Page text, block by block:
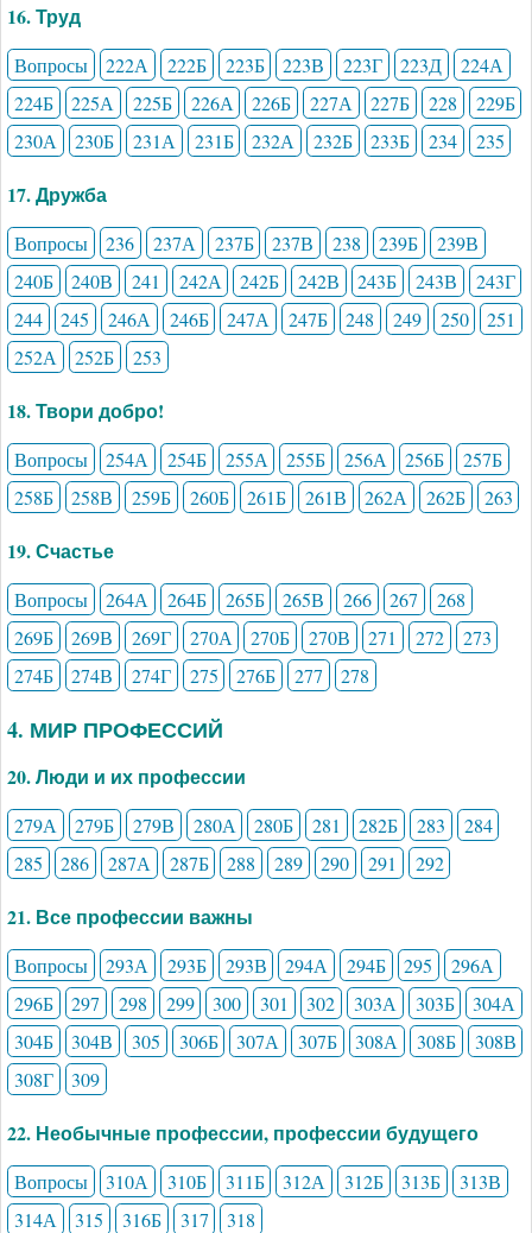
16. Труд
Вопросы 222А 222Б 223Б 223В 223Г 223Д
224А
224Б
225А 225Б 226А 226Б 227А 227Б 228
229Б
230А
230Б 231А 231Б 232А 232Б 233Б 234 235
17. Дружба
Вопросы 236 237А 237Б 237В 238 239Б
239В
240Б
240В 241 242А 242Б 242В 243Б 243В
243Г
244
245 246А 246Б 247А 247Б 248 249 250
251
252А
252Б 253
18. Твори добро!
Вопросы 254А 254Б 255А 255Б 256А 256Б
257Б
258Б
258В 259Б 260Б 261Б 261В 262А 262Б 263
19. Счастье
Вопросы 264А 264Б 265Б 265В 266 267
268
269Б
269В 269Г 270А 270Б 270В 271 272
273
274Б
274В 274Г 275 276Б 277 278
4. МИР ПРОФЕССИЙ
20. Люди и их профессии
279А 279Б 279В 280А 280Б 281 282Б 283
284
285
286 287А 287Б 288 289 290 291 292
21. Все профессии важны
Вопросы 293А 293Б 293В 294А 294Б 295
296А
296Б
297 298 299 300 301 302 303А 303Б
304А
304Б
304В 305 306Б 307А 307Б 308А 308Б
308В
308Г
309
22. Необычные профессии, профессии будущего
Вопросы 310А 310Б 311Б 312А 312Б 313Б
313В
314А
315 316Б 317 318